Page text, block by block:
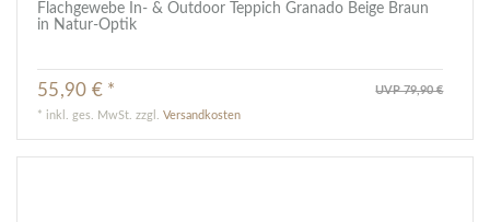
Flachgewebe In- & Outdoor Teppich Granado Beige Braun
in Natur-Optik
UVP 79,90 €
55,90 € *
* inkl. ges. MwSt. zzgl.Versandkosten